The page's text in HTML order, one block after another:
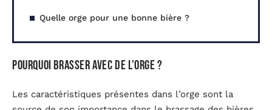
Quelle orge pour une bonne bière ?
Pourquoi brasser avec de l’orge ?
Les caractéristiques présentes dans l’orge sont la